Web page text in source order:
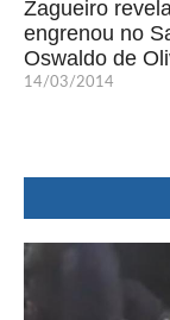
Zagueiro
engrenou no
Oswaldo de
14/03/2014